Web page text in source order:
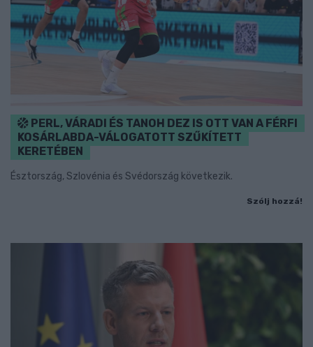
PERL, VÁRADI ÉS TANOH DEZ IS OTT VAN A FÉRFI
KOSÁRLABDA-VÁLOGATOTT SZŰKÍTETT
KERETÉBEN
Észtország, Szlovénia és Svédország következik.
Szólj hozzá!